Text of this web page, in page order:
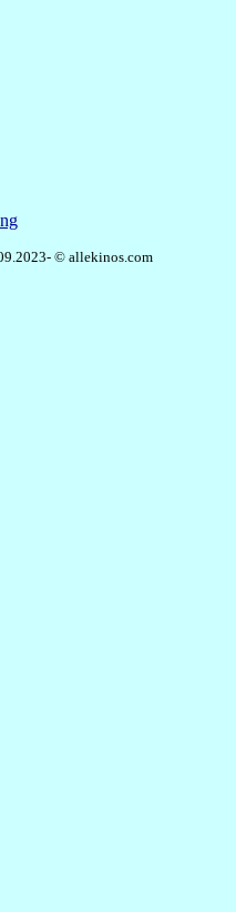
© allekinos.com